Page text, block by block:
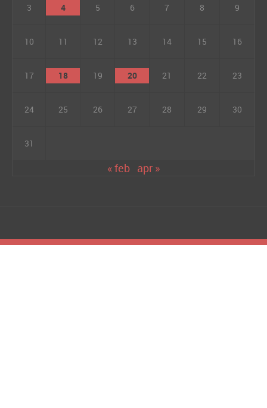
3 4 5 6 7 8 9
10 11 12 13 14 15 16
17 18 19 20 21 22 23
24 25 26 27 28 29 30
31
« feb apr »